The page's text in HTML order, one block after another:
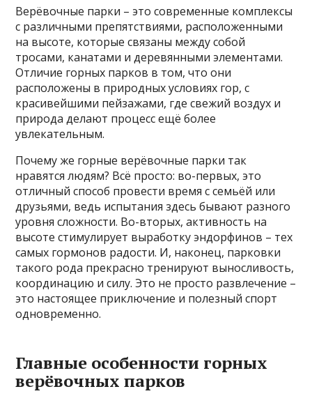
Верёвочные парки – это современные комплексы
с различными препятствиями, расположенными
на высоте, которые связаны между собой
тросами, канатами и деревянными элементами.
Отличие горных парков в том, что они
расположены в природных условиях гор, с
красивейшими пейзажами, где свежий воздух и
природа делают процесс ещё более
увлекательным.
Почему же горные верёвочные парки так
нравятся людям? Всё просто: во-первых, это
отличный способ провести время с семьёй или
друзьями, ведь испытания здесь бывают разного
уровня сложности. Во-вторых, активность на
высоте стимулирует выработку эндорфинов – тех
самых гормонов радости. И, наконец, парковки
такого рода прекрасно тренируют выносливость,
координацию и силу. Это не просто развлечение –
это настоящее приключение и полезный спорт
одновременно.
Главные особенности горных
верёвочных парков